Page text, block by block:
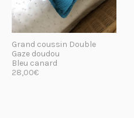
Grand coussin Double
Gaze doudou
Bleu canard
28,00€